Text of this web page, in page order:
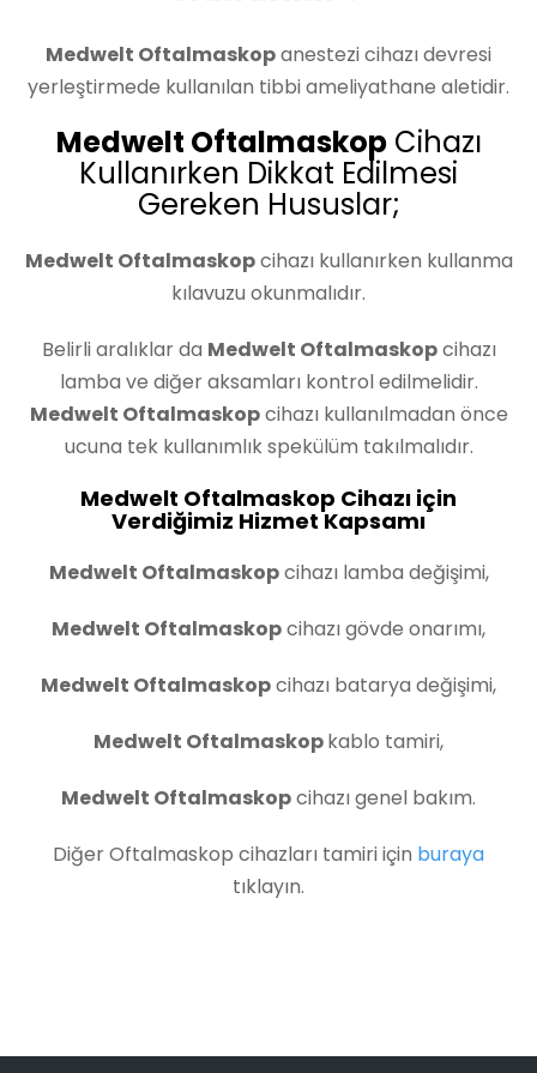
Medwelt Oftalmaskopanestezi cihazı devresi
yerleştirmede kullanılan tibbi ameliyathane aletidir.
Medwelt OftalmaskopCihazı
Kullanırken Dikkat Edilmesi
Gereken Hususlar;
Medwelt Oftalmaskopcihazı kullanırken kullanma
kılavuzu okunmalıdır.
Belirli aralıklar da Medwelt Oftalmaskopcihazı
lamba ve diğer aksamları kontrol edilmelidir.
Medwelt Oftalmaskopcihazı kullanılmadan önce
ucuna tek kullanımlık spekülüm takılmalıdır.
Medwelt Oftalmaskop Cihazı için
Verdiğimiz Hizmet Kapsamı
Medwelt Oftalmaskopcihazı lamba değişimi,
Medwelt Oftalmaskopcihazı gövde onarımı,
Medwelt Oftalmaskopcihazı batarya değişimi,
Medwelt Oftalmaskopkablo tamiri,
Medwelt Oftalmaskopcihazı genel bakım.
Diğer Oftalmaskop cihazları tamiri için buraya
tıklayın.